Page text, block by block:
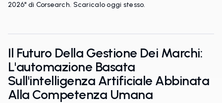
2026" di Corsearch. Scaricalo oggi stesso.
Il Futuro Della Gestione Dei Marchi:
L'automazione Basata
Sull'intelligenza Artificiale Abbinata
Alla Competenza Umana